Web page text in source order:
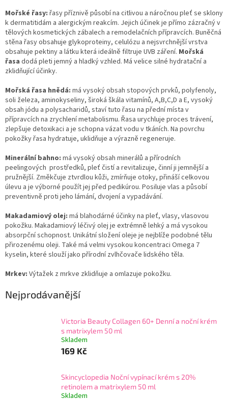
Mořské řasy: řasy příznivě působí na citlivou a náročnou pleť se sklony
k dermatitidám a alergickým reakcím. Jejich účinek je přímo zázračný v
tělových kosmetických zábalech a remodelačních přípravcích. Buněčná
stěna řasy obsahuje glykoproteiny, celulózu a nejsvrchnější vrstva
obsahuje pektiny a látku která ideálně filtruje UVB záření. Mořská
řasa dodá pleti jemný a hladký vzhled. Má velice silné hydratační a
zklidňující účinky.
Mořská řasa hnědá: má vysoký obsah stopových prvků, polyfenoly,
soli železa, aminokyseliny, široká škála vitamínů, A,B,C,D a E, vysoký
obsah jódu a polysacharidů, staví tuto řasu na přední místa v
přípravcích na zrychlení metabolismu. Řasa urychluje proces trávení,
zlepšuje detoxikaci a je schopna vázat vodu v tkáních. Na povrchu
pokožky řasa hydratuje, uklidňuje a výrazně regeneruje.
Minerální bahno: má vysoký obsah minerálů a přírodních
peelingových prostředků, pleť čistí a revitalizuje, činní ji jemnější a
pružnější. Změkčuje ztvrdlou kůži, zmírňuje otoky, přináší celkovou
úlevu a je výborné použít jej před pedikúrou. Posiluje vlas a působí
preventivně proti jeho lámání, dvojení a vypadávání.
Makadamiový olej: má blahodárné účinky na pleť, vlasy, vlasovou
pokožku. Makadamiový léčivý olej je extrémně lehký a má vysokou
absorpční schopnost. Unikátní složení oleje je nejblíže podobné tělu
přirozenému oleji. Také má velmi vysokou koncentraci Omega 7
kyselin, které slouží jako přírodní zvlhčovače lidského těla.
Mrkev: Výtažek z mrkve zklidňuje a omlazuje pokožku.
Nejprodávanější
Victoria Beauty Collagen 60+ Denní a noční krém
s matrixylem 50 ml
Skladem
169 Kč
Skincyclopedia Noční vypínací krém s 20%
retinolem a matrixylem 50 ml
Skladem